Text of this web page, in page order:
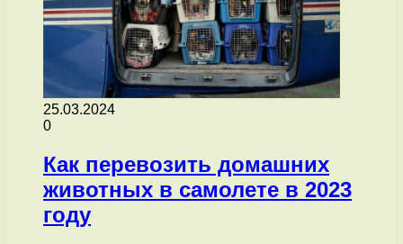
25.03.2024
0
Как перевозить домашних
животных в самолете в 2023
году